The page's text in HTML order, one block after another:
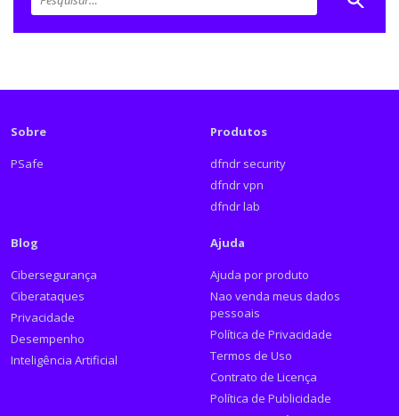
Sobre
PSafe
Produtos
dfndr security
dfndr vpn
dfndr lab
Blog
Cibersegurança
Ciberataques
Privacidade
Desempenho
Inteligência Artificial
Ajuda
Ajuda por produto
Nao venda meus dados
pessoais
Política de Privacidade
Termos de Uso
Contrato de Licença
Política de Publicidade